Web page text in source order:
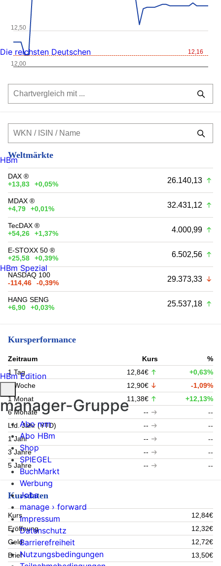
12,16
12,00
12,50
Weltmärkte
DAX ®
+13,83
+0,05% 26.140,13
MDAX ®
+4,79
+0,01% 32.431,12
TecDAX ®
+54,26
+1,37% 4.000,99
E-STOXX 50 ®
+25,58
+0,39% 6.502,56
NASDAQ 100
-114,46
-0,39% 29.373,33
HANG SENG
+6,90
+0,03% 25.537,18
Kursperformance
Zeitraum Kurs
%
1 Tag
12,84€
+0,63%
1 Woche
12,90€
-1,09%
1 Monat
11,38€
+12,13%
6 Monate
--
--
Lfd. Jahr (YTD)
--
--
1 Jahr
--
--
3 Jahre
--
--
5 Jahre
-- --
Kursdaten
Kurs
12,84€
Eröffnung
12,32€
Geld
12,72€
Brief
13,50€
Die reichsten Deutschen
HBm
HBm Spezial
HBm Edition
manager-Gruppe
Abo mm
Abo HBm
Shop
SPIEGEL
BuchMarkt
Werbung
Jobs
manage › forward
Impressum
Datenschutz
Barrierefreiheit
Nutzungsbedingungen